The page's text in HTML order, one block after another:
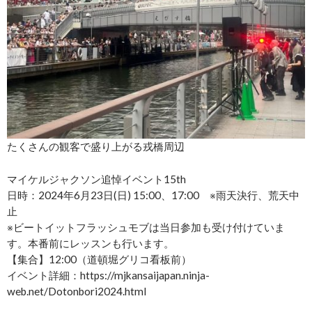
たくさんの観客で盛り上がる戎橋周辺
マイケルジャクソン追悼イベント15th
日時：2024年6月23日(日) 15:00、17:00 ※雨天決行、荒天中
止
※ビートイットフラッシュモブは当日参加も受け付けていま
す。本番前にレッスンも行います。
【集合】12:00（道頓堀グリコ看板前）
イベント詳細：https://mjkansaijapan.ninja-
web.net/Dotonbori2024.html